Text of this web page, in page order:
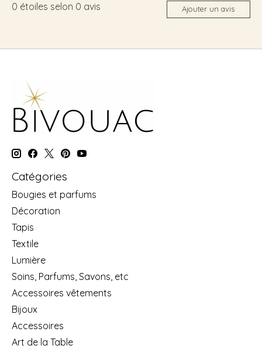
0 étoiles selon 0 avis Ajouter un avis
Catégories
Bougies et parfums
Décoration
Tapis
Textile
Lumière
Soins, Parfums, Savons, etc
Accessoires vêtements
Bijoux
Accessoires
Art de la Table